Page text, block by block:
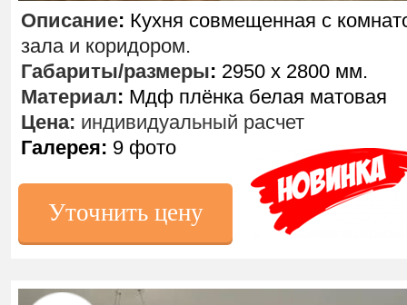
Описание: Кухня совмещенная с
зала и коридором.
Габариты/размеры: 2950 х 2800 мм.
Материал: Мдф плёнка белая матовая
Цена: индивидуальный расчет
Галерея: 9 фото
Уточнить цену